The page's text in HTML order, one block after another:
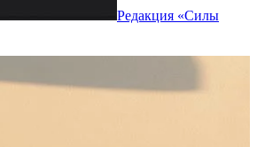
Редакция «Силы